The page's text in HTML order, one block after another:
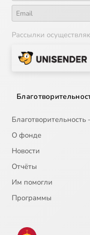
Рассылки
О фонде
Новости
Отчёты
Им помогли
Программы